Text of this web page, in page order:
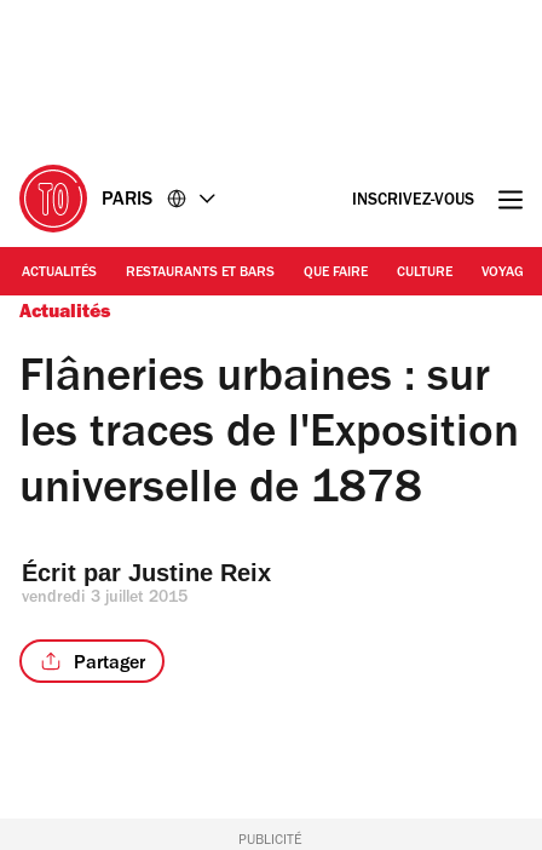
PARIS INSCRIVEZ-VOUS
ACTUALITÉS RESTAURANTS ET BARS QUE FAIRE CULTURE VOYAGE
Actualités
Flâneries urbaines : sur
les traces de l'Exposition
universelle de 1878
Écrit par Justine Reix
vendredi 3 juillet 2015
Partager
PUBLICITÉ